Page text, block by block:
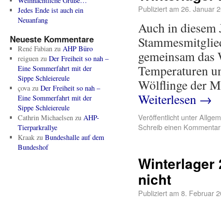
Publiziert am 26. Januar
Auch in diesem
gemeinsam
Temperaturen
Wölflinge der
Weiterlesen →
Veröffentlicht unter
Schreib einen Kommentar
Winterlager
nicht
Publiziert am 8. Februar
Jedes Ende ist auch ein
Neuanfang
Neueste Kommentare
René Fabianzu AHP Büro
reiguenzu Der Freiheit so nah –
Eine Sommerfahrt mit der
Sippe Schleiereule
çovazu Der Freiheit so nah –
Eine Sommerfahrt mit der
Sippe Schleiereule
Cathrin Michaelsenzu AHP-
Tierparkrallye
Kraakzu Bundeshalle auf dem
Bundeshof